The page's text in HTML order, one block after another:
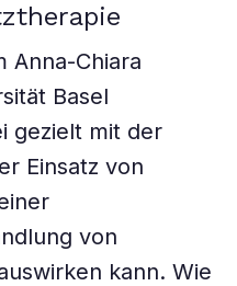
Anna-Chiara
Basel
gezielt mit der
Einsatz von
von
kann. Wie